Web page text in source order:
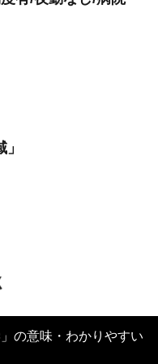
の意味・わかりやすい